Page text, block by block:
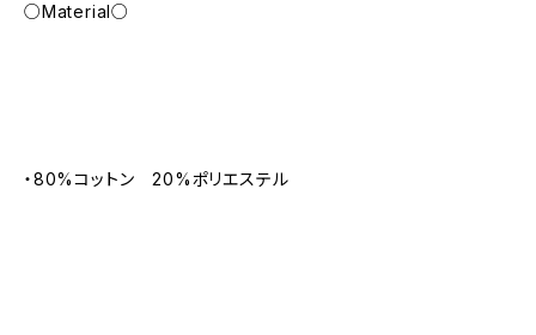
○Material○
・80%コットン 20%ポリエステル